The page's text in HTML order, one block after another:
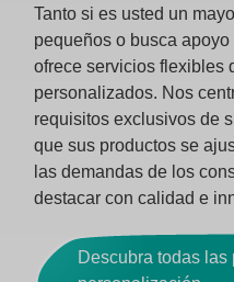
Tanto si es usted un
pequeños o busca
ofrece servicios flexibles
personalizados. Nos
requisitos exclusivos de
que sus productos se
las demandas de los
destacar con calidad e
Descubra todas